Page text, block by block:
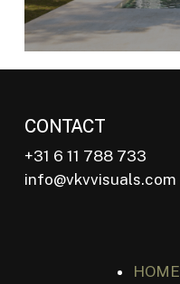
CONTACT
+31 6 11 788 733
info@vkvvisuals.com
HOME